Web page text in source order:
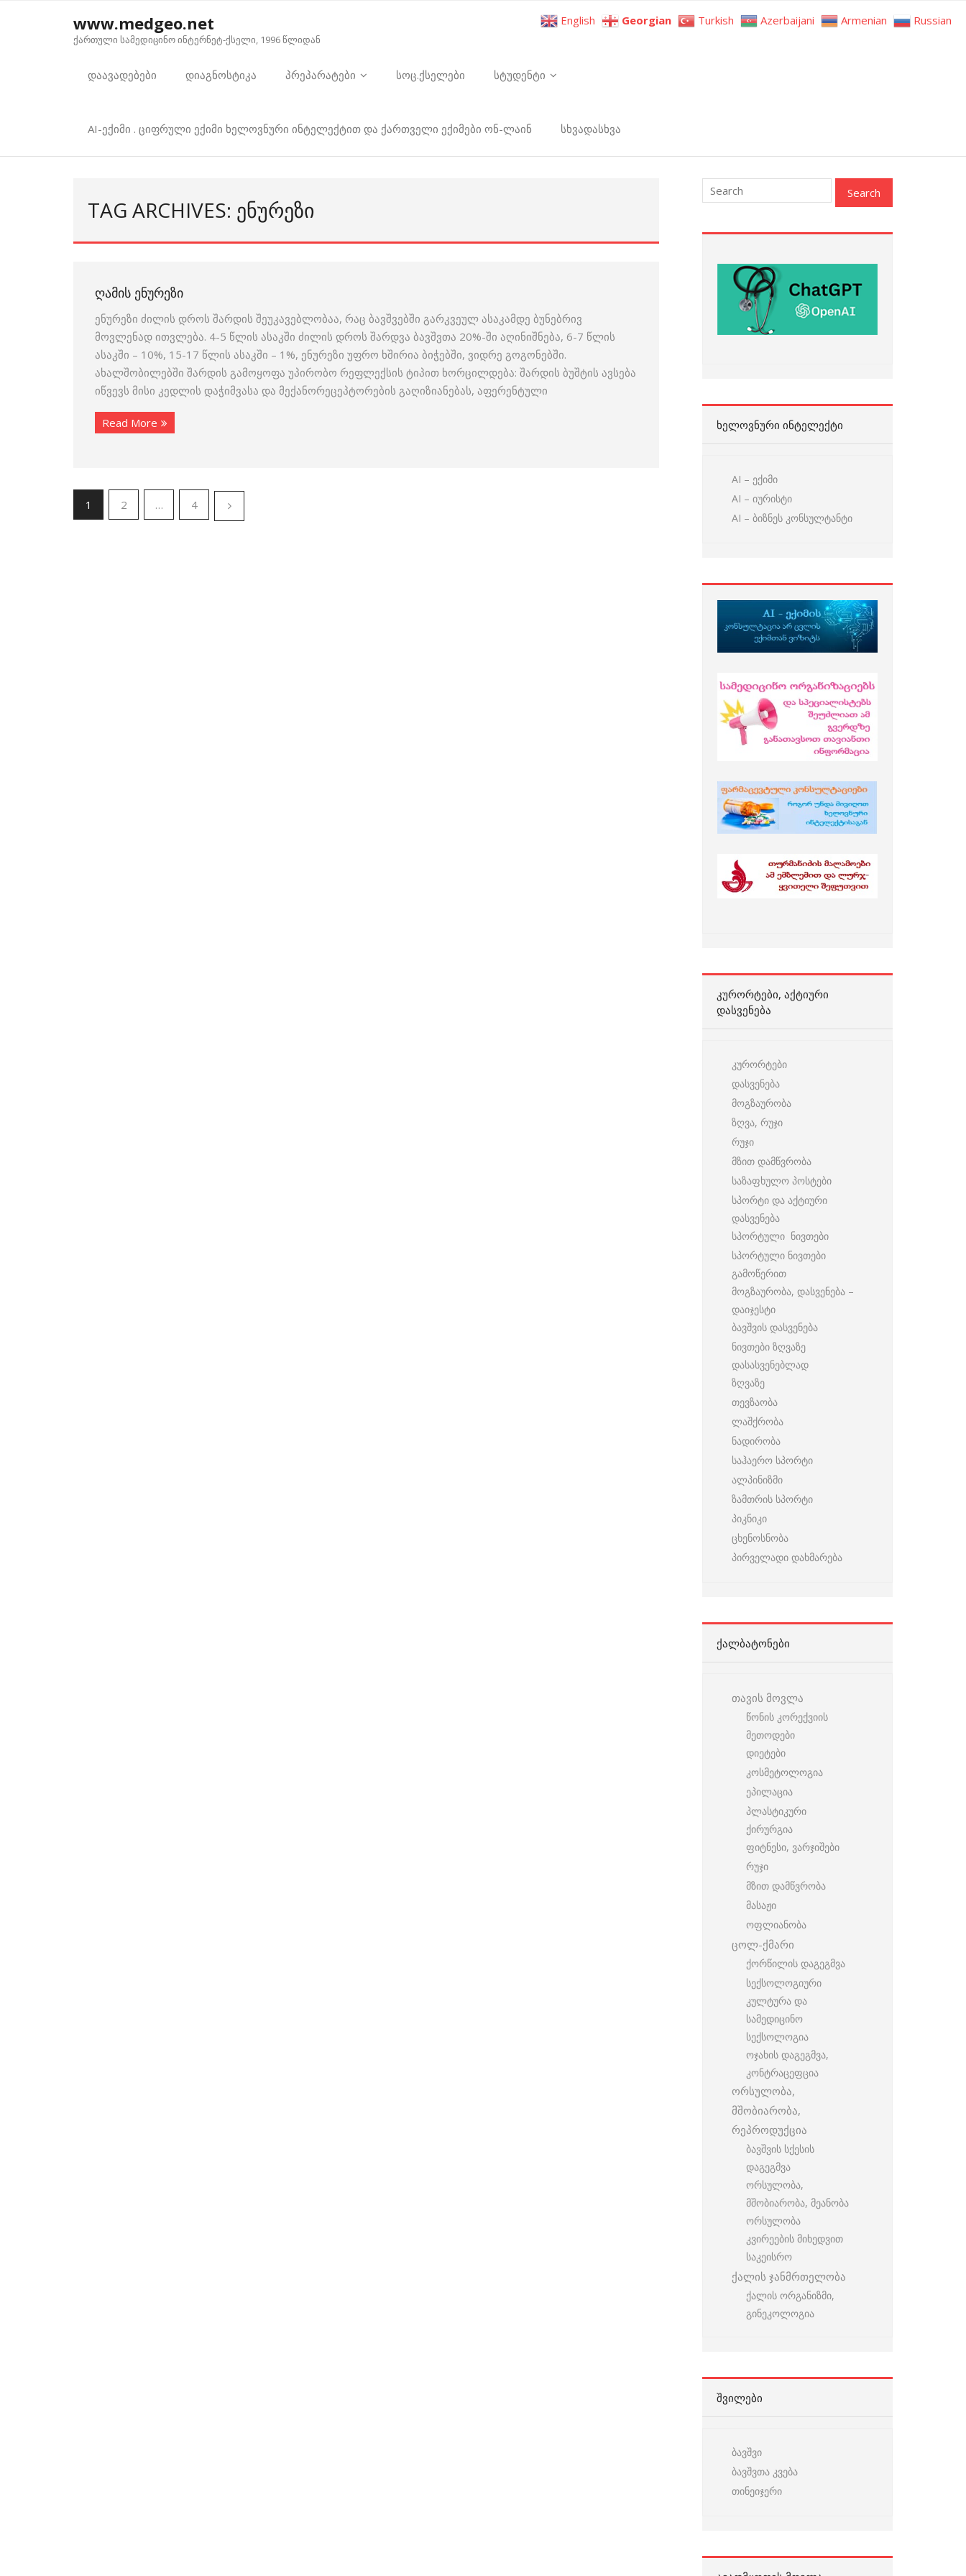
www.medgeo.net
ქართული სამედიცინო ინტერნეტ-ქსელი, 1996 წლიდან
დაავადებები დიაგნოსტიკა პრეპარატები სოც.ქსელები სტუდენტი
AI-ექიმი . ციფრული ექიმი ხელოვნური ინტელექტით და ქართველი ექიმები ონ-ლაინ სხვადასხვა
TAG ARCHIVES: ᲔᲜᲣᲠᲔᲖᲘ
ᲦᲐᲛᲘᲡ ᲔᲜᲣᲠᲔᲖᲘ
ენურეზი ძილის დროს შარდის შეუკავებლობაა, რაც ბავშვებში გარკვეულ ასაკამდე ბუნებრივ
მოვლენად ითვლება. 4-5 წლის ასაკში ძილის დროს შარდვა ბავშვთა 20%-ში აღინიშნება, 6-7 წლის
ასაკში – 10%, 15-17 წლის ასაკში – 1%, ენურეზი უფრო ხშირია ბიჭებში, ვიდრე გოგონებში.
ახალშობილებში შარდის გამოყოფა უპირობო რეფლექსის ტიპით ხორცილდება: შარდის ბუშტის ავსება
იწვევს მისი კედლის დაჭიმვასა და მექანორეცეპტორების გაღიზიანებას, აფერენტული
Read More
1 2 … 4
ᲮᲔᲚᲝᲕᲜᲣᲠᲘ ᲘᲜᲢᲔᲚᲔᲥᲢᲘ
AI – ექიმი
AI – იურისტი
AI – ბიზნეს კონსულტანტი
ᲙᲣᲠᲝᲠᲢᲔᲑᲘ, ᲐᲥᲢᲘᲣᲠᲘ
ᲓᲐᲡᲕᲔᲜᲔᲑᲐ
კურორტები
დასვენება
მოგზაურობა
ზღვა, რუჯი
რუჯი
მზით დამწვრობა
საზაფხულო პოსტები
სპორტი და აქტიური
დასვენება
სპორტული ნივთები
სპორტული ნივთები
გამოწერით
მოგზაურობა, დასვენება –
დაიჯესტი
ბავშვის დასვენება
ნივთები ზღვაზე
დასასვენებლად
ზღვაზე
თევზაობა
ლაშქრობა
ნადირობა
საჰაერო სპორტი
ალპინიზმი
ზამთრის სპორტი
პიკნიკი
ცხენოსნობა
პირველადი დახმარება
ᲥᲐᲚᲑᲐᲢᲝᲜᲔᲑᲘ
თავის მოვლა
წონის კორექვიის
მეთოდები
დიეტები
კოსმეტოლოგია
ეპილაცია
პლასტიკური
ქირურგია
ფიტნესი, ვარჯიშები
რუჯი
მზით დამწვრობა
მასაჟი
ოფლიანობა
ცოლ-ქმარი
ქორწილის დაგეგმვა
სექსოლოგიური
კულტურა და
სამედიცინო
სექსოლოგია
ოჯახის დაგეგმვა,
კონტრაცეფცია
ორსულობა,
მშობიარობა,
რეპროდუქცია
ბავშვის სქესის
დაგეგმვა
ორსულობა,
მშობიარობა, მეანობა
ორსულობა
კვირეების მიხედვით
საკეისრო
ქალის ჯანმრთელობა
ქალის ორგანიზმი,
გინეკოლოგია
ᲨᲕᲘᲚᲔᲑᲘ
ბავშვი
ბავშვთა კვება
თინეიჯერი
English Georgian Turkish Azerbaijani Armenian Russian